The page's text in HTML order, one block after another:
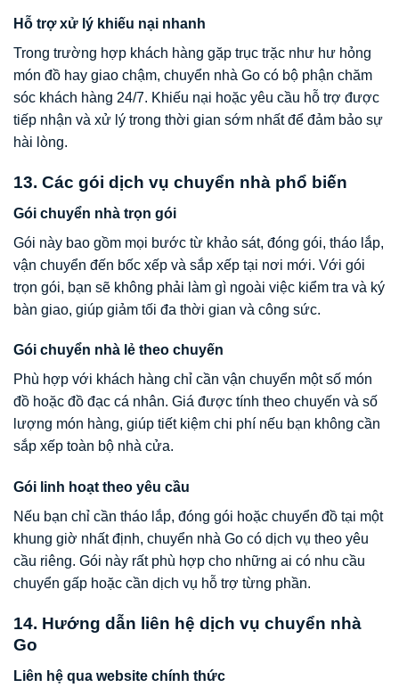
Hỗ trợ xử lý khiếu nại nhanh
Trong trường hợp khách hàng gặp trục trặc như hư hỏng
món đồ hay giao chậm, chuyển nhà Go có bộ phận chăm
sóc khách hàng 24/7. Khiếu nại hoặc yêu cầu hỗ trợ được
tiếp nhận và xử lý trong thời gian sớm nhất để đảm bảo sự
hài lòng.
13. Các gói dịch vụ chuyển nhà phổ biến
Gói chuyển nhà trọn gói
Gói này bao gồm mọi bước từ khảo sát, đóng gói, tháo lắp,
vận chuyển đến bốc xếp và sắp xếp tại nơi mới. Với gói
trọn gói, bạn sẽ không phải làm gì ngoài việc kiểm tra và ký
bàn giao, giúp giảm tối đa thời gian và công sức.
Gói chuyển nhà lẻ theo chuyến
Phù hợp với khách hàng chỉ cần vận chuyển một số món
đồ hoặc đồ đạc cá nhân. Giá được tính theo chuyến và số
lượng món hàng, giúp tiết kiệm chi phí nếu bạn không cần
sắp xếp toàn bộ nhà cửa.
Gói linh hoạt theo yêu cầu
Nếu bạn chỉ cần tháo lắp, đóng gói hoặc chuyển đồ tại một
khung giờ nhất định, chuyển nhà Go có dịch vụ theo yêu
cầu riêng. Gói này rất phù hợp cho những ai có nhu cầu
chuyển gấp hoặc cần dịch vụ hỗ trợ từng phần.
14. Hướng dẫn liên hệ dịch vụ chuyển nhà
Go
Liên hệ qua website chính thức